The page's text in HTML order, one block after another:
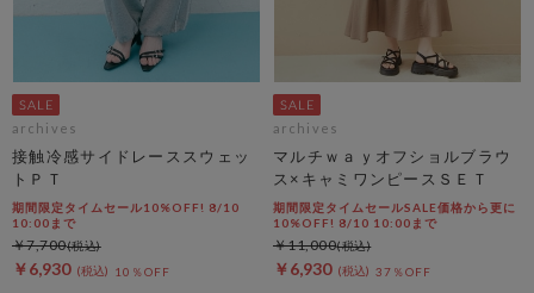
archives
接触冷感サイドレーススウェッ
トＰＴ
期間限定タイムセール10%OFF! 8/10
10:00まで
￥6,930 10％OFF
￥7,700
archives
マルチｗａｙオフショルブラウ
ス×キャミワンピースＳＥＴ
期間限定タイムセールSALE価格から更に
10%OFF! 8/10 10:00まで
￥6,930 37％OFF
￥11,000